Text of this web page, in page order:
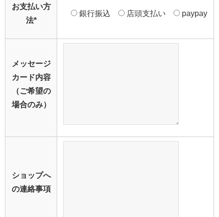
お支払い方
法*
銀行振込 店頭支払い paypay
メッセージ
カード内容
（ご希望の
場合のみ）
ショップへ
の連絡事項